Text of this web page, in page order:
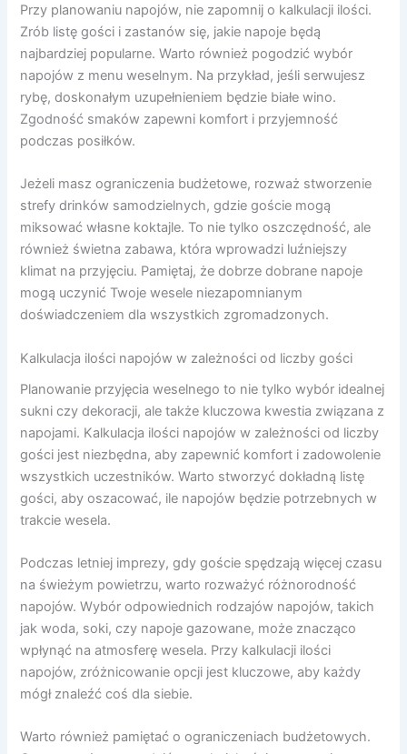
Przy planowaniu napojów, nie zapomnij o kalkulacji ilości.
Zrób listę gości i zastanów się, jakie napoje będą
najbardziej popularne. Warto również pogodzić wybór
napojów z menu weselnym. Na przykład, jeśli serwujesz
rybę, doskonałym uzupełnieniem będzie białe wino.
Zgodność smaków zapewni komfort i przyjemność
podczas posiłków.
Jeżeli masz ograniczenia budżetowe, rozważ stworzenie
strefy drinków samodzielnych, gdzie goście mogą
miksować własne koktajle. To nie tylko oszczędność, ale
również świetna zabawa, która wprowadzi luźniejszy
klimat na przyjęciu. Pamiętaj, że dobrze dobrane napoje
mogą uczynić Twoje wesele niezapomnianym
doświadczeniem dla wszystkich zgromadzonych.
Kalkulacja ilości napojów w zależności od liczby gości
Planowanie przyjęcia weselnego to nie tylko wybór idealnej
sukni czy dekoracji, ale także kluczowa kwestia związana z
napojami. Kalkulacja ilości napojów w zależności od liczby
gości jest niezbędna, aby zapewnić komfort i zadowolenie
wszystkich uczestników. Warto stworzyć dokładną listę
gości, aby oszacować, ile napojów będzie potrzebnych w
trakcie wesela.
Podczas letniej imprezy, gdy goście spędzają więcej czasu
na świeżym powietrzu, warto rozważyć różnorodność
napojów. Wybór odpowiednich rodzajów napojów, takich
jak woda, soki, czy napoje gazowane, może znacząco
wpłynąć na atmosferę wesela. Przy kalkulacji ilości
napojów, zróżnicowanie opcji jest kluczowe, aby każdy
mógł znaleźć coś dla siebie.
Warto również pamiętać o ograniczeniach budżetowych.